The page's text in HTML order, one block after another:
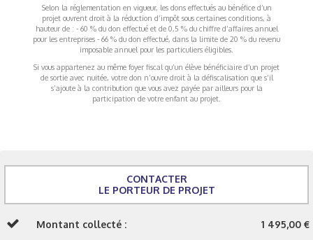
Selon la réglementation en vigueur, les dons effectués au bénéfice d’un
projet ouvrent droit à la réduction d’impôt sous certaines conditions, à
hauteur de : - 60 % du don effectué et de 0,5 % du chiffre d’affaires annuel
pour les entreprises - 66 % du don effectué, dans la limite de 20 % du revenu
imposable annuel pour les particuliers éligibles.
Si vous appartenez au même foyer fiscal qu’un élève bénéficiaire d’un projet
de sortie avec nuitée, votre don n’ouvre droit à la défiscalisation que s’il
s’ajoute à la contribution que vous avez payée par ailleurs pour la
participation de votre enfant au projet.
CONTACTER
LE PORTEUR DE PROJET
Montant collecté : 1 495,00 €